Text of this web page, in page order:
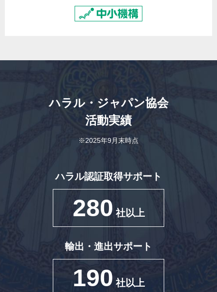
ハラル・ジャパン協会
活動実績
※2025年9月末時点
ハラル認証取得サポート
280 社以上
輸出・進出サポート
190 社以上